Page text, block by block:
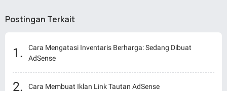
Postingan Terkait
Cara Mengatasi Inventaris Berharga: Sedang Dibuat
AdSense
Cara Membuat Iklan Link Tautan AdSense